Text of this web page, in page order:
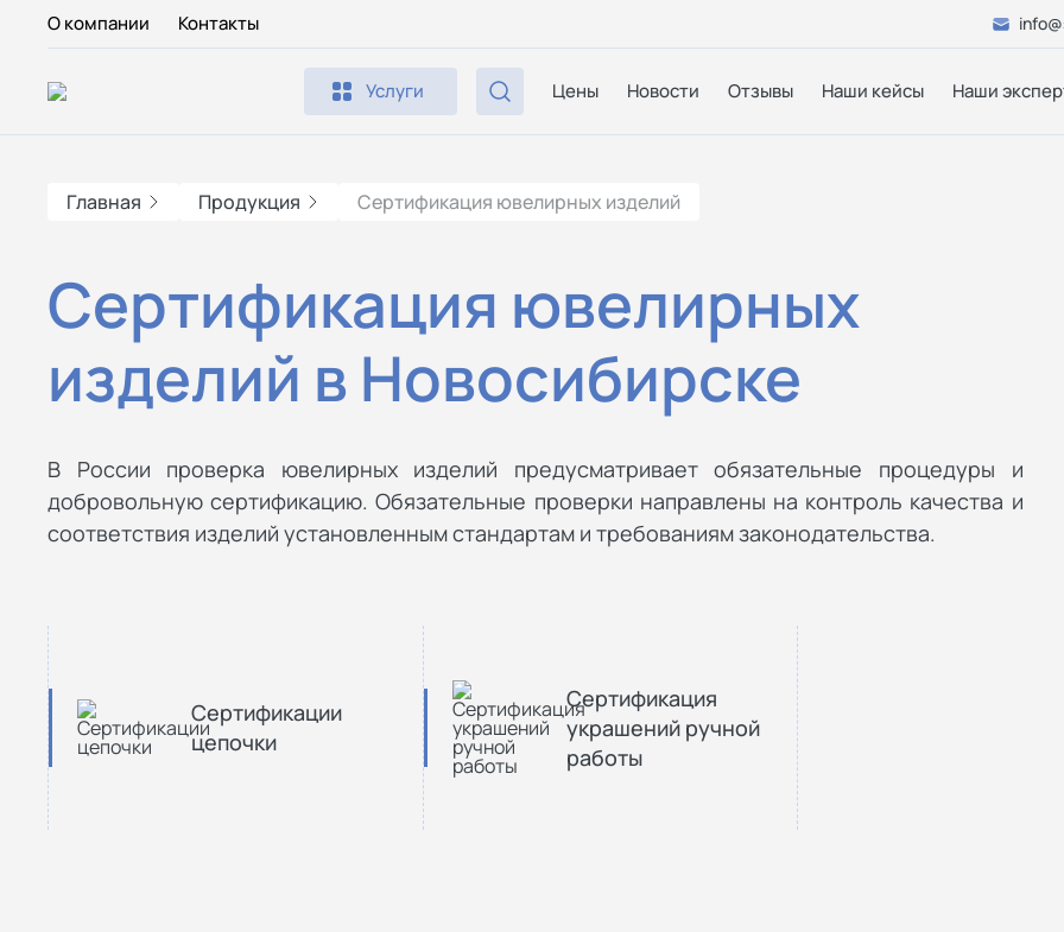
О компании Контакты
Услуги Цены Новости Отзывы Наши кейсы Наши
Главная Продукция Сертификация ювелирных изделий
Сертификация ювелирных
изделий в Новосибирске
В России проверка ювелирных изделий предусматривает обязательные процедуры и
добровольную сертификацию. Обязательные проверки направлены на контроль качества и
соответствия изделий установленным стандартам и требованиям законодательства.
Сертификации
цепочки
Сертификация
украшений ручной
работы